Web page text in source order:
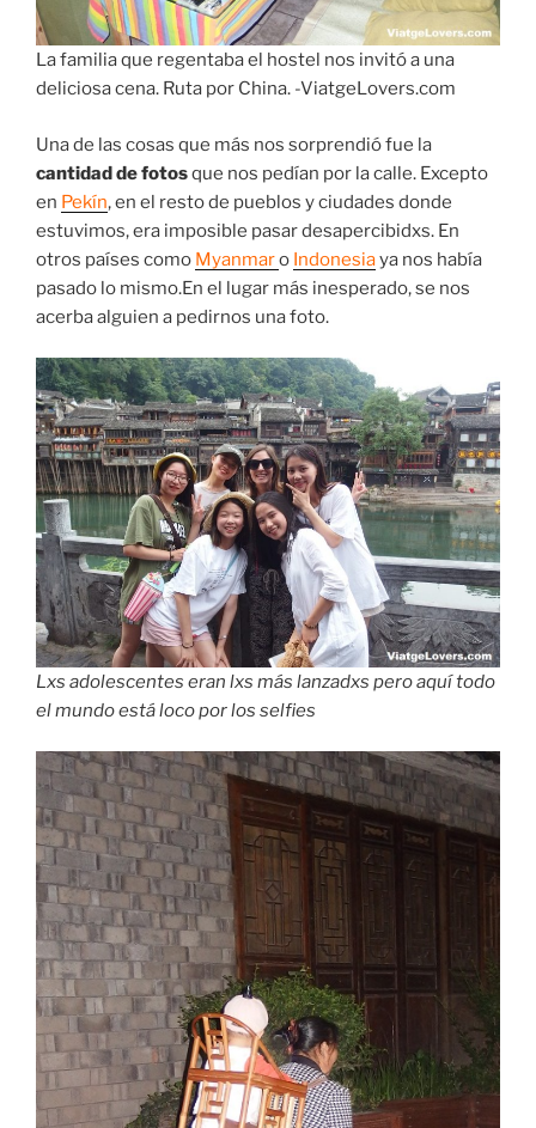
La familia que regentaba el hostel nos invitó a una
deliciosa cena. Ruta por China. -ViatgeLovers.com
Una de las cosas que más nos sorprendió fue la
cantidad de fotosque nos pedían por la calle. Excepto
en Pekín, en el resto de pueblos y ciudades donde
estuvimos, era imposible pasar desapercibidxs. En
otros países como Myanmaro Indonesiaya nos había
pasado lo mismo.En el lugar más inesperado, se nos
acerba alguien a pedirnos una foto.
Lxs adolescentes eran lxs más lanzadxs pero aquí todo
el mundo está loco por los selfies